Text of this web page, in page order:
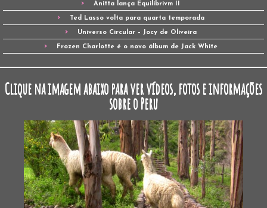
Anitta lança Equilibrivm II
Ted Lasso volta para quarta temporada
Universo Circular – Jocy de Oliveira
Frozen Charlotte é o novo álbum de Jack White
Clique na imagem abaixo para ver vídeos, fotos e informações
sobre o Peru